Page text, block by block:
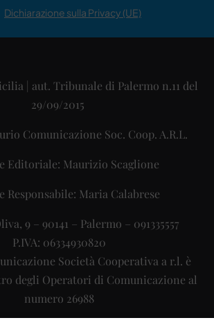
Dichiarazione sulla Privacy (UE)
| aut. Tribunale di Palermo n.11 del
29/09/2015
Comunicazione Soc. Coop. A.R.L.
Editoriale: Maurizio Scaglione
Responsabile: Maria Calabrese
9 – 90141 – Palermo – 091335557
P.IVA: 06334930820
Società Cooperativa a r.l. è
degli Operatori di Comunicazione al
numero 26988